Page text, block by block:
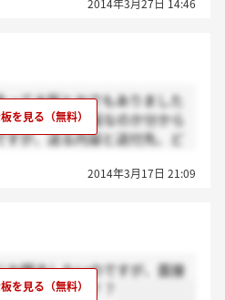
2014年3月27日 14:46
って大阪とかでもありました
東京なのか大阪なのか分から
が、送る内容と送付先、ど
2014年3月17日 21:09
お聞きしたいのですが、面接
れましたか？？